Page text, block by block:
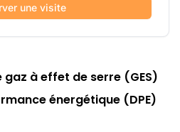
une visite
gaz à effet de serre (GES)
énergétique (DPE)